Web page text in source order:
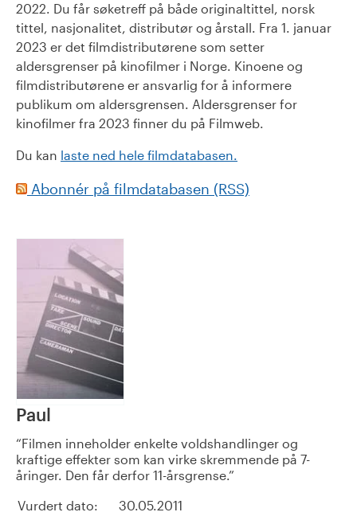
2022. Du får søketreff på både originaltittel, norsk
tittel, nasjonalitet, distributør og årstall. Fra 1. januar
2023 er det filmdistributørene som setter
aldersgrenser på kinofilmer i Norge. Kinoene og
filmdistributørene er ansvarlig for å informere
publikum om aldersgrensen. Aldersgrenser for
kinofilmer fra 2023 finner du på Filmweb.
Du kan laste ned hele filmdatabasen.
Abonnér på filmdatabasen (RSS)
Paul
Filmen inneholder enkelte voldshandlinger og
kraftige effekter som kan virke skremmende på 7-
åringer. Den får derfor 11-årsgrense.
Vurdert dato:
30.05.2011